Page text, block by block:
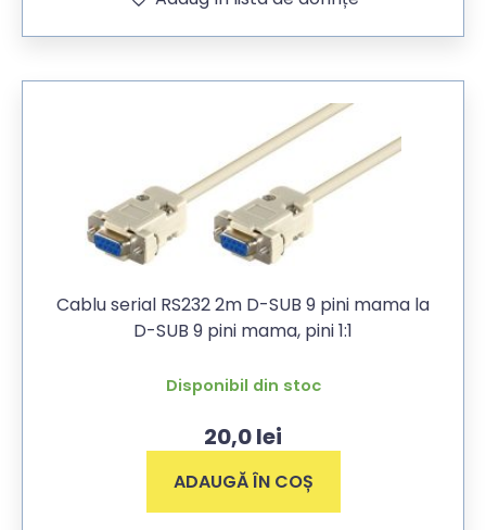
Cablu serial RS232 2m D-SUB 9 pini mama la
D-SUB 9 pini mama, pini 1:1
Disponibil din stoc
20,0lei
ADAUGĂ ÎN COȘ